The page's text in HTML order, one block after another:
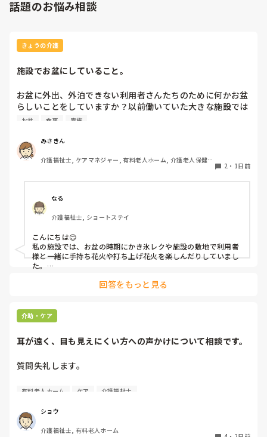
話題のお悩み相談
きょうの介護
施設でお盆にしていること。
お盆に外出、外泊できない利用者さんたちのために何かお盆
らしいことをしていますか？以前働いていた大きな施設では
実際に住職さんを呼びご焼香できるようにそれ用のスペース
族が面会に来る…などでした。お盆まであと少しです。何か
していることがあればぜひシェアよろしくお願いします。
お盆 食事 家族
みさきん
介護福祉士, ケアマネジャー, 有料老人ホーム, 介護老人保健施
2 ・ 1日前
なる
介護福祉士, ショートステイ
こんにちは😊
私の施設では、お盆の時期にかき氷レクや施設の敷地で利用者
様と一緒に手持ち花火や打ち上げ花火を楽しんだりしていまし
た。
利用者様にとっても良い経験にもなりますね！
回答をもっと見る
介助・ケア
耳が遠く、目も見えにくい方への声かけについて相談です。
質問失礼します。
耳が遠く、目もあまり見えていない利用者様への声かけにつ
現在、私は「大きな声で、ゆっくり耳元でお話しする」とい
う方法で対応しています。
聞き取れると安心していただける方なので何とか理解しても
有料老人ホーム ケア 介護福祉士
ショウ
介護福祉士, 有料老人ホーム